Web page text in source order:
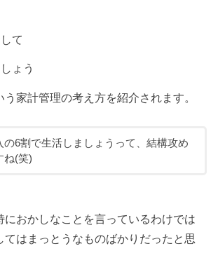
て
ょう
家計管理の考え方を紹介されます。
の6割で生活しましょうって、結構攻め
ね(笑)
におかしなことを言っているわけでは
てはまっとうなものばかりだったと思